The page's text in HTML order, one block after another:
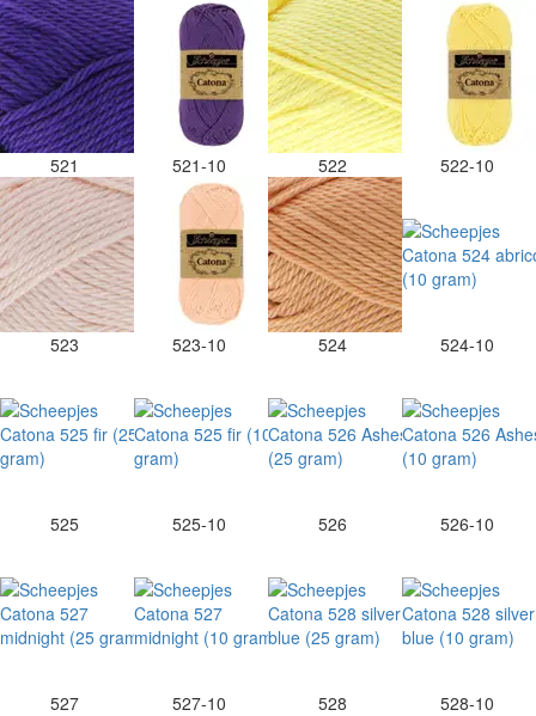
521 521-10 522 522-10
523 523-10 524 524-10
525 525-10 526 526-10
527 527-10 528 528-10